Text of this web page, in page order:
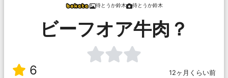
待とうか鈴木 待とうか鈴木
ビーフオア牛肉？
6 12ヶ月くらい前